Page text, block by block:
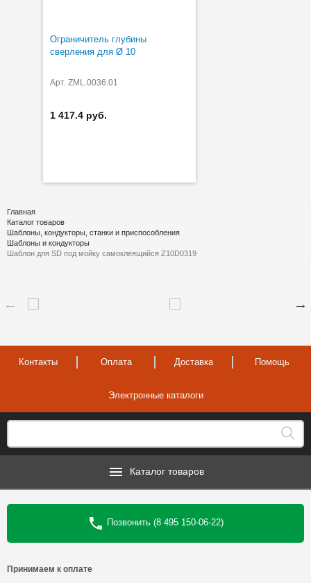
Ограничитель глубины
сверления для Ø 10
Арт. ZML.0036.01
1 417.4 руб.
Главная
Каталог товаров
Шаблоны, кондукторы, станки и приспособления
Шаблоны и кондукторы
Шаблон для SD под мойку самоклеящийся Z10D0319
Контакты Оплата Доставка Помощь
Электронные каталоги
Каталог товаров
Позвонить (8 495 150-06-22)
Принимаем к оплате